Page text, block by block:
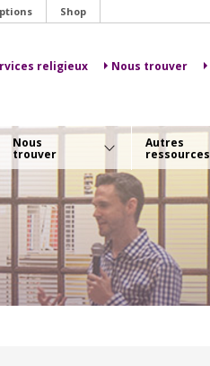
Shop
religieux Nous trouver
Nous
trouver
Autres
ressources